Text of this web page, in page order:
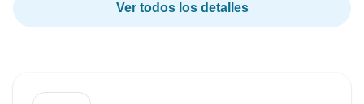
Ver todos los detalles